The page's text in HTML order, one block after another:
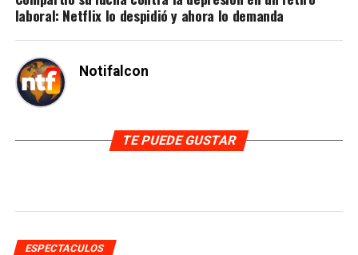
laboral: Netflix lo despidió y ahora lo demanda
Notifalcon
TE PUEDE GUSTAR
ESPECTACULOS